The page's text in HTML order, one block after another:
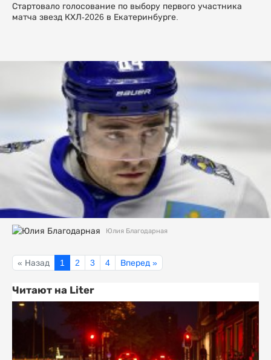
Стартовало голосование по выбору первого участника
матча звезд КХЛ-2026 в Екатеринбурге.
Юлия Благодарная
« Назад 1 2 3 4 Вперед »
Читают на Liter